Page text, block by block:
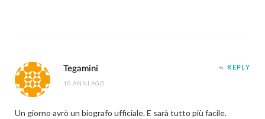
Tegamini
10 ANNI AGO
REPLY
Un giorno avrò un biografo ufficiale. E sarà tutto più facile.